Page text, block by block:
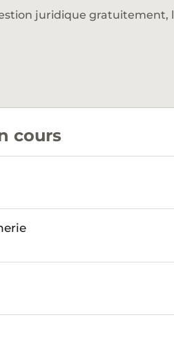
juridique gratuitement,
cours